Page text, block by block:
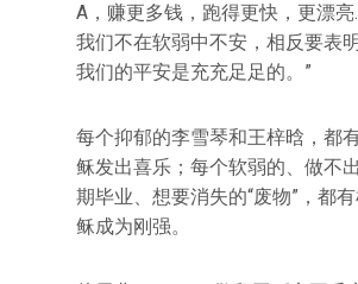
A，赚更多钱，跑得更快，更漂
我们不在软弱中不安，相反要表
我们的平安是充充足足的。”
每个抑郁的李雪琴和王梓晗，都
稣发出喜乐；每个软弱的、做不
期毕业、想要消失的“废物”，都
稣成为刚强。